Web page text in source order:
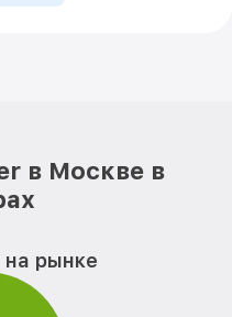
в Москве в
на рынке